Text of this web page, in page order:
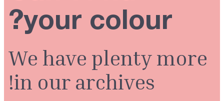
your colour?
We have plenty more
in our archives!